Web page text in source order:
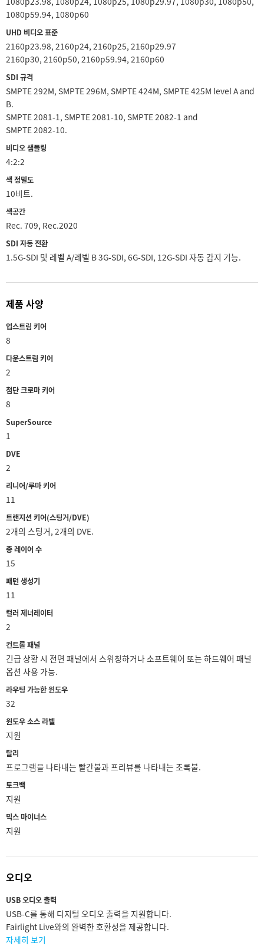
1080p59.94, 1080p60
UHD 비디오 표준
2160p23.98, 2160p24, 2160p25, 2160p29.97
2160p30, 2160p50, 2160p59.94, 2160p60
SDI 규격
SMPTE 292M, SMPTE 296M, SMPTE 424M, SMPTE 425M level A and
B.
SMPTE 2081‑1, SMPTE 2081‑10, SMPTE 2082‑1 and
SMPTE 2082‑10.
비디오 샘플링
4:2:2
색 정밀도
10비트.
색공간
Rec. 709, Rec.2020
SDI 자동 전환
1.5G-SDI 및 레벨 A/레벨 B 3G-SDI, 6G-SDI, 12G-SDI 자동 감지 기능.
제품 사양
업스트림 키어
8
다운스트림 키어
2
첨단 크로마 키어
8
SuperSource
1
DVE
2
리니어/루마 키어
11
트랜지션 키어(스팅거/DVE)
2개의 스팅거, 2개의 DVE.
총 레이어 수
15
패턴 생성기
11
컬러 제너레이터
2
컨트롤 패널
긴급 상황 시 전면 패널에서 스위칭하거나 소프트웨어 또는 하드웨어 패널
옵션 사용 가능.
라우팅 가능한 윈도우
32
윈도우 소스 라벨
지원
탈리
프로그램을 나타내는 빨간불과 프리뷰를 나타내는 초록불.
토크백
지원
믹스 마이너스
지원
오디오
USB 오디오 출력
USB-C를 통해 디지털 오디오 출력을 지원합니다.
Fairlight Live와의 완벽한 호환성을 제공합니다.
자세히 보기